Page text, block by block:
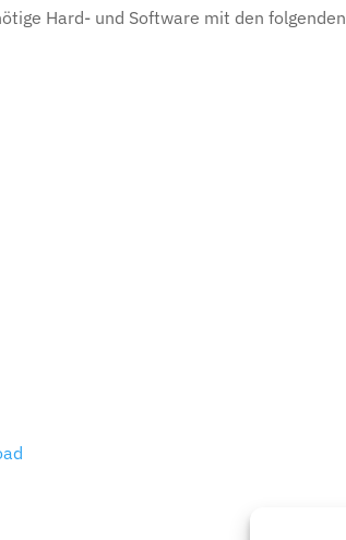
Hard- und Software mit den folgenden